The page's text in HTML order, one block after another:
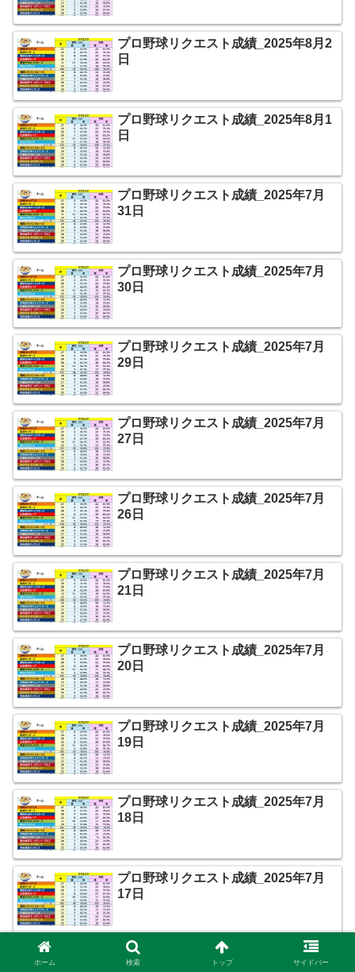
プロ野球リクエスト成績_2025年8月2
日
プロ野球リクエスト成績_2025年8月1
日
プロ野球リクエスト成績_2025年7月
31日
プロ野球リクエスト成績_2025年7月
30日
プロ野球リクエスト成績_2025年7月
29日
プロ野球リクエスト成績_2025年7月
27日
プロ野球リクエスト成績_2025年7月
26日
プロ野球リクエスト成績_2025年7月
21日
プロ野球リクエスト成績_2025年7月
20日
プロ野球リクエスト成績_2025年7月
19日
プロ野球リクエスト成績_2025年7月
18日
プロ野球リクエスト成績_2025年7月
17日
プロ野球リクエスト成績_2025年7月
ホーム 検索 トップ サイドバー